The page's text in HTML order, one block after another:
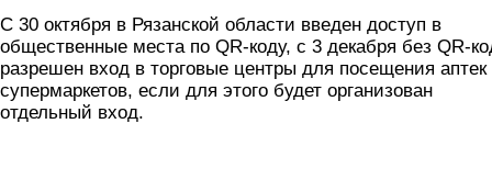
С 30 октября в Рязанской области введен доступ в
общественные места по QR-коду, с 3 декабря без QR-
разрешен вход в торговые центры для посещения аптек
супермаркетов, если для этого будет организован
отдельный вход.